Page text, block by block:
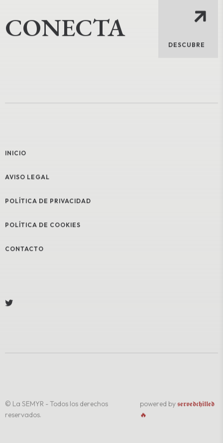
CONECTA
DESCUBRE
INICIO
AVISO LEGAL
POLÍTICA DE PRIVACIDAD
POLÍTICA DE COOKIES
CONTACTO
© La SEMYR - Todos los derechos
reservados.
powered by 𝖘𝖊𝖗𝖛𝖊𝖉𝖈𝖍𝖎𝖑𝖑𝖊𝖉
🔥